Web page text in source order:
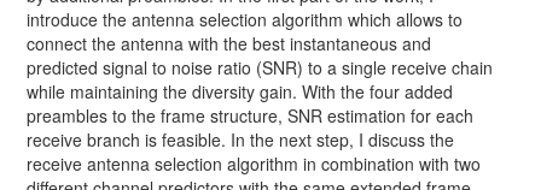
introduce the antenna selection algorithm which allows to
connect the antenna with the best instantaneous and
predicted signal to noise ratio (SNR) to a single receive chain
while maintaining the diversity gain. With the four added
preambles to the frame structure, SNR estimation for each
receive branch is feasible. In the next step, I discuss the
receive antenna selection algorithm in combination with two